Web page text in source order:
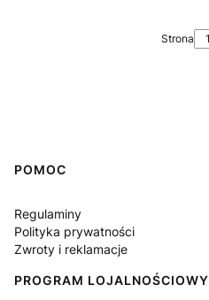
Strona
Linki w stopce
POMOC
Regulaminy
Polityka prywatności
Zwroty i reklamacje
PROGRAM LOJALNOŚCIOWY